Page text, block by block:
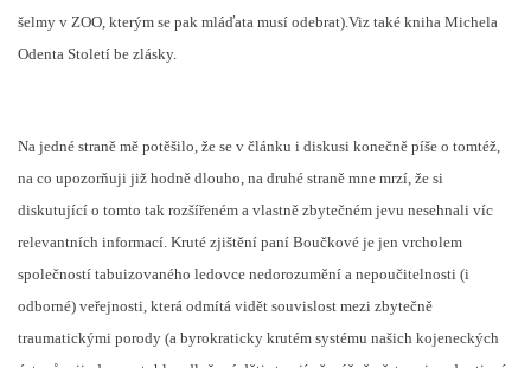
šelmy v ZOO, kterým se pak mláďata musí odebrat).Viz také kniha Michela
Odenta Století be zlásky.
Na jedné straně mě potěšilo, že se v článku i diskusi konečně píše o tomtéž,
na co upozorňuji již hodně dlouho, na druhé straně mne mrzí, že si
diskutující o tomto tak rozšířeném a vlastně zbytečném jevu nesehnali víc
relevantních informací. Kruté zjištění paní Boučkové je jen vrcholem
společností tabuizovaného ledovce nedorozumění a nepoučitelnosti (i
odborné) veřejnosti, která odmítá vidět souvislost mezi zbytečně
traumatickými porody (a byrokraticky krutém systému našich kojeneckých